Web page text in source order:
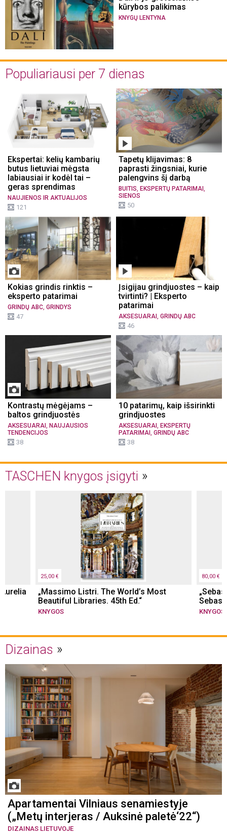
kūrybos palikimas
KNYGŲ LENTYNA
Populiariausi per 7 dienas
Ekspertai: kelių kambarių
butus lietuviai mėgsta
labiausiai ir kodėl tai –
geras sprendimas
NAUJIENOS IR AKTUALIJOS
121
Tapetų klijavimas: 8
paprasti žingsniai, kurie
palengvins šį darbą
BUITIS EKSPERTŲ PATARIMAI
SIENOS
50
Kokias grindis rinktis –
eksperto patarimai
GRINDŲ ABC, GRINDYS
47
Įsigijau grindjuostes – kaip
tvirtinti? | Eksperto
patarimai
AKSESUARAI , GRINDŲ ABC
46
Kontrastų mėgėjams –
baltos grindjuostės
AKSESUARAI , NAUJAUSIOS
TENDENCIJOS
38
10 patarimų, kaip išsirinkti
grindjuostes
AKSESUARAI , EKSPERTŲ
PATARIMAI , GRINDŲ ABC
38
TASCHEN knygos įsigyti
25,00 €
„Massimo Listri. The World’s Most
Beautiful Libraries. 45th Ed.“
KNYGOS
80,00 €
KNYGOS
Dizainas
Apartamentai Vilniaus senamiestyje
(„Metų interjeras / Auksinė paletė‘22“)
DIZAINAS LIETUVOJE